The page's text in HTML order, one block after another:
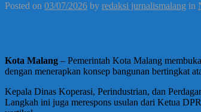
Posted on 03/07/2026 by redaksi jurnalismalang in
​Kota Malang – Pemerintah Kota Malang
dengan menerapkan konsep bangunan bertingkat
​Kepala Dinas Koperasi, Perindustrian, dan
Langkah ini juga merespons usulan dari Ketua